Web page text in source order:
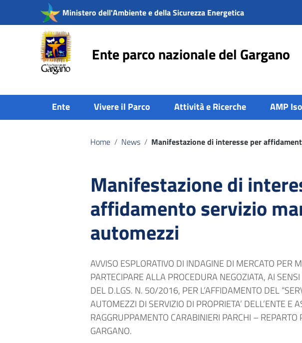
Vai ai contenuti
Vai al menu di navigazione
Vai al footer
Ministero dell'Ambiente e della Sicurezza Energetica
Ente parco nazionale del Gargano
Ente Vivere il Parco Attività e Ricerche AMP
Home / News / Manifestazione di interesse per
Manifestazione di
affidamento servizio
automezzi
AVVISO ESPLORATIVO DI INDAGINE DI MERCATO PER
PARTECIPARE ALLA PROCEDURA NEGOZIATA, AI
DEL D.LGS. N. 50/2016, PER L’AFFIDAMENTO DEL
AUTOMEZZI DI SERVIZIO DI PROPRIETA’ DELL’ENTE E
RAGGRUPPAMENTO CARABINIERI PARCHI –
GARGANO.